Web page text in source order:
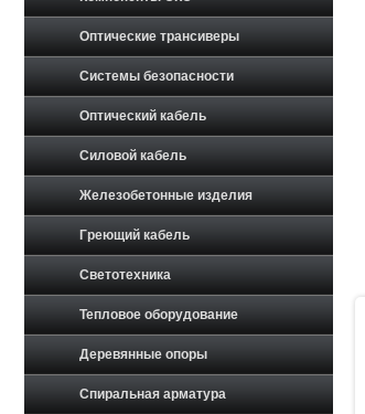
Оптические трансиверы
Системы безопасности
Оптический кабель
Силовой кабель
Железобетонные изделия
Греющий кабель
Светотехника
Тепловое оборудование
Деревянные опоры
Спиральная арматура